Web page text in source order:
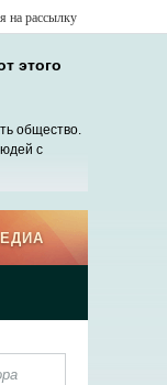
на рассылку
этого
общество.
с